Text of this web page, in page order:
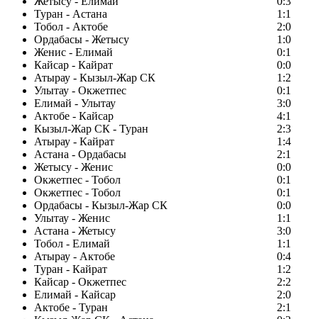
Туран - Астана
1:1
Тобол - Актобе
2:0
Ордабасы - Жетысу
1:0
Женис - Елимай
0:1
Кайсар - Кайрат
0:0
Атырау - Кызыл-Жар СК
1:2
Улытау - Окжетпес
0:1
Елимай - Улытау
3:0
Актобе - Кайсар
4:1
Кызыл-Жар СК - Туран
2:3
Атырау - Кайрат
1:4
Астана - Ордабасы
2:1
Жетысу - Женис
0:0
Окжетпес - Тобол
0:1
Окжетпес - Тобол
0:1
Ордабасы - Кызыл-Жар СК
0:0
Улытау - Женис
1:1
Астана - Жетысу
3:0
Тобол - Елимай
1:1
Атырау - Актобе
0:4
Туран - Кайрат
1:2
Кайсар - Окжетпес
2:2
Елимай - Кайсар
2:0
Актобе - Туран
2:1